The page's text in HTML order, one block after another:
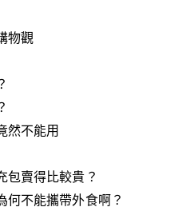
物觀
然不能用
包賣得比較貴？
何不能攜帶外食啊？